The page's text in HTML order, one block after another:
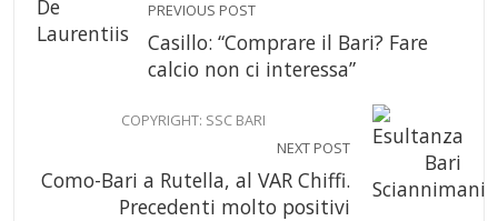
PREVIOUS POST
Casillo: “Comprare il Bari? Fare
calcio non ci interessa”
COPYRIGHT: SSC BARI
NEXT POST
Como-Bari a Rutella, al VAR Chiffi.
Precedenti molto positivi